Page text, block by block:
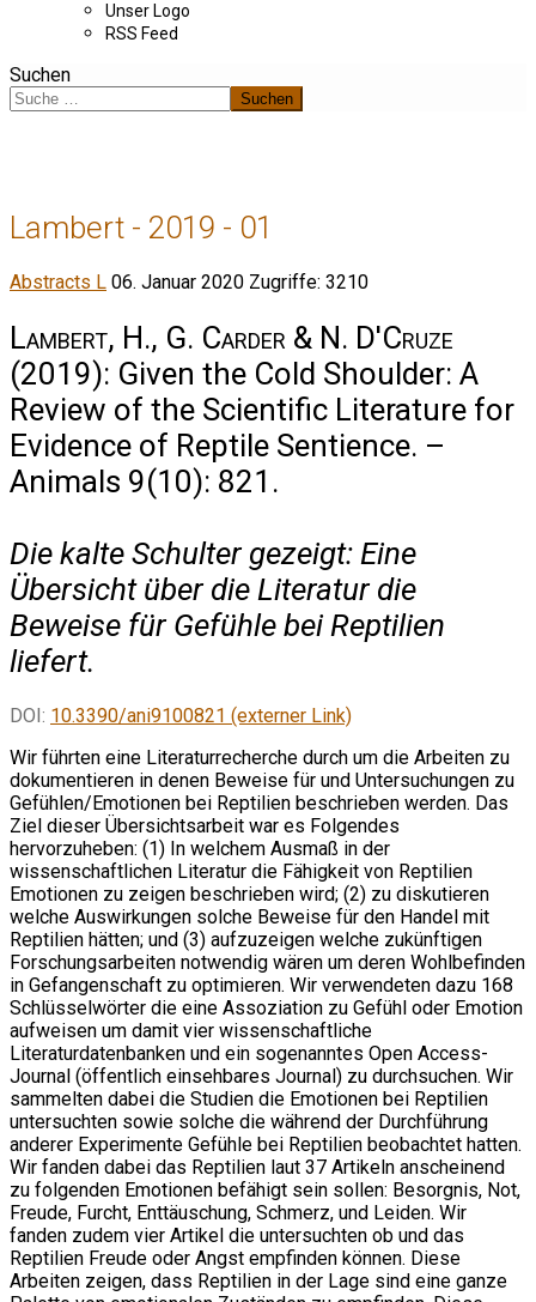
Unser Logo
RSS Feed
Suchen
Suchen
Lambert - 2019 - 01
Abstracts L 06. Januar 2020 Zugriffe: 3210
Lambert, H., G. Carder & N. D'Cruze
(2019): Given the Cold Shoulder: A
Review of the Scientific Literature for
Evidence of Reptile Sentience. –
Animals 9(10): 821.
Die kalte Schulter gezeigt: Eine
Übersicht über die Literatur die
Beweise für Gefühle bei Reptilien
liefert.
DOI: 10.3390/ani9100821 (externer Link)
Wir führten eine Literaturrecherche durch um die Arbeiten zu
dokumentieren in denen Beweise für und Untersuchungen zu
Gefühlen/Emotionen bei Reptilien beschrieben werden. Das
Ziel dieser Übersichtsarbeit war es Folgendes
hervorzuheben: (1) In welchem Ausmaß in der
wissenschaftlichen Literatur die Fähigkeit von Reptilien
Emotionen zu zeigen beschrieben wird; (2) zu diskutieren
welche Auswirkungen solche Beweise für den Handel mit
Reptilien hätten; und (3) aufzuzeigen welche zukünftigen
Forschungsarbeiten notwendig wären um deren Wohlbefinden
in Gefangenschaft zu optimieren. Wir verwendeten dazu 168
Schlüsselwörter die eine Assoziation zu Gefühl oder Emotion
aufweisen um damit vier wissenschaftliche
Literaturdatenbanken und ein sogenanntes Open Access-
Journal (öffentlich einsehbares Journal) zu durchsuchen. Wir
sammelten dabei die Studien die Emotionen bei Reptilien
untersuchten sowie solche die während der Durchführung
anderer Experimente Gefühle bei Reptilien beobachtet hatten.
Wir fanden dabei das Reptilien laut 37 Artikeln anscheinend
zu folgenden Emotionen befähigt sein sollen: Besorgnis, Not,
Freude, Furcht, Enttäuschung, Schmerz, und Leiden. Wir
fanden zudem vier Artikel die untersuchten ob und das
Reptilien Freude oder Angst empfinden können. Diese
Arbeiten zeigen, dass Reptilien in der Lage sind eine ganze